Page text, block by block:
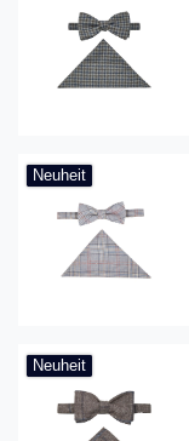
Neuheit
Neuheit